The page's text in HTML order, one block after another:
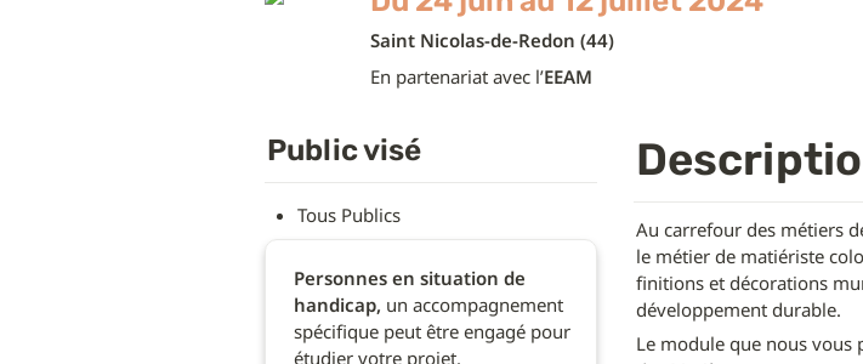
Saint Nicolas-de-Redon (44)
En partenariat avec l’EEAM
Public visé
Tous Publics
Personnes en situation de
handicap, un accompagnement
spécifique peut être engagé pour
étudier votre projet.
Au carrefour des métiers
le métier de matiériste
finitions et décorations
développement durable.
Le module que nous vous